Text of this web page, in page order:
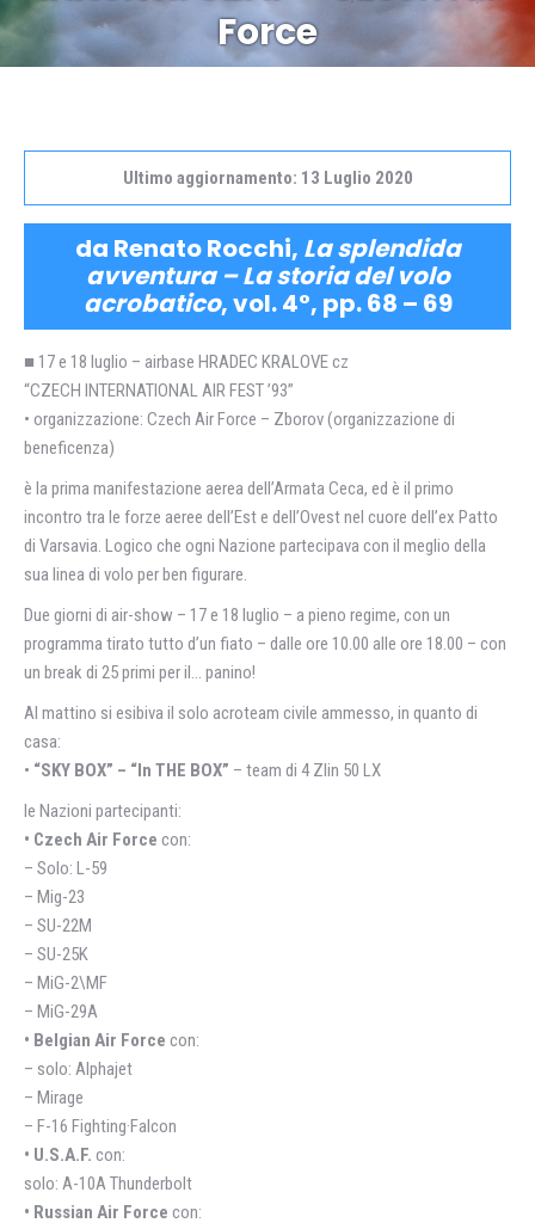
Force
Ultimo aggiornamento: 13 Luglio 2020
da Renato Rocchi, La splendida
avventura – La storia del volo
acrobatico, vol. 4°, pp. 68 – 69
■ 17 e 18 luglio – airbase HRADEC KRALOVE cz
“CZECH INTERNATIONAL AIR FEST ’93”
• organizzazione: Czech Air Force – Zborov (organizzazione di
beneficenza)
è la prima manifestazione aerea dell’Armata Ceca, ed è il primo
incontro tra le forze aeree dell’Est e dell’Ovest nel cuore dell’ex Patto
di Varsavia. Logico che ogni Nazione partecipava con il meglio della
sua linea di volo per ben figurare.
Due giorni di air-show – 17 e 18 luglio – a pieno regime, con un
programma tirato tutto d’un fiato – dalle ore 10.00 alle ore 18.00 – con
un break di 25 primi per il… panino!
Al mattino si esibiva il solo acroteam civile ammesso, in quanto di
casa:
• “SKY BOX” – “In THE BOX” – team di 4 Zlin 50 LX
le Nazioni partecipanti:
• Czech Air Force con:
– Solo: L-59
– Mig-23
– SU-22M
– SU-25K
– MiG-2\MF
– MiG-29A
• Belgian Air Force con:
– solo: Alphajet
– Mirage
– F-16 Fighting·Falcon
• U.S.A.F. con:
solo: A-10A Thunderbolt
• Russian Air Force con: